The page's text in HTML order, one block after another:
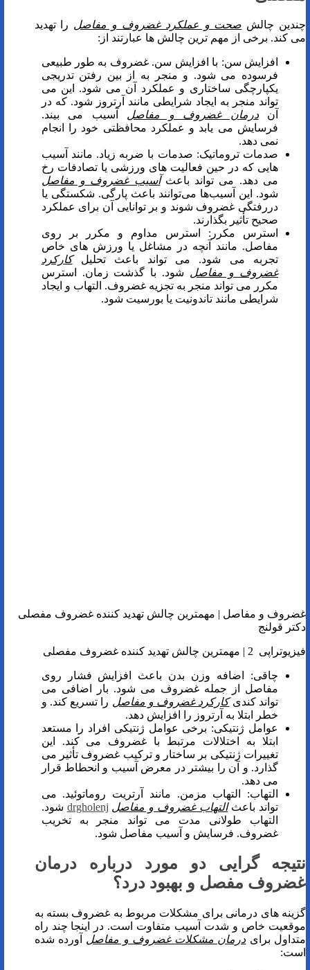
چندین چالش صحت و عملکرد غضروف و مفاصل را تهدید
می کند. برخی از مهم ترین چالش ها عبارتند از:
افزایش سن: با افزایش سن. غضروف به طور طبیعی
فرسوده می شود. و منجر به از بین رفتن تدریجی
یکپارچگی ساختاری و عملکرد آن می شود. این می
تواند منجر به ایجاد شرایطی مانند آرتروز شود. که در
آندرمان غضروف و مفاصل آسیب می بیند.
فرسایش می یابد و عملکرد محافظتی خود را انجام
نمی دهد.
صدمات تروماتیک: صدمات با ضربه زیاد. مانند آسیب
هایی که در حین فعالیت های ورزشی یا تصادفات رخ
می دهد. می تواند باعثآسیبغضروف و مفاصل
شود. این آسیب‌ها می‌توانند باعث پارگی. شکستگی یا
دررفتگی غضروف شوند و بر توانایی آن برای عملکرد
صحیح تأثیر بگذارند.
استرس مکرر: استرس مداوم و مکرر بر روی
مفاصل. مانند آنچه در مشاغل یا ورزش های خاص
تجربه می شود. می تواند باعث تحلیلکارکرد
غضروف و مفاصل شود. با گذشت زمان. استرس
مکرر می تواند منجر به تجزیه غضروف. التهاب و ایجاد
شرایطی مانند تاندونیت یا بورسیت شود.
غضروف و مفاصل | مهمترین چالش تهدید کننده غضروف مفصلی
دکتر قولنج
فیزیوتراپی 2 | مهمترین چالش تهدید کننده غضروف مفصلی
چاقی: اضافه وزن بدن باعث افزایش فشار روی
مفاصل از جمله غضروف می شود. بار اضافی می
تواند کندیکارکرد غضروف و مفاصل را تسریع کند. و
خطر ابتلا به آرتروز را افزایش دهد.
عوامل ژنتیکی: برخی عوامل ژنتیکی افراد را مستعد
ابتلا به اختلالات مرتبط با غضروف می کند. این
تغییرات ژنتیکی بر ساختار و ترکیب غضروف تأثیر می
گذارد. و آن را بیشتر در معرض آسیب و انحطاط قرار
می دهد.
التهاب: التهاب مزمن. مانند آرتریت روماتوئید. می
تواند باعثالتهابغضروف و مفاصل drgholenj شود.
التهاب طولانی مدت می تواند منجر به تخریب
غضروف. فرسایش و آسیب مفاصل شود.
نتیجه گرایی دو مورد درباره درمان
غضروف مفصل و بهبود درد؟
گزینه های درمانی برای مشکلات مربوط به غضروف بسته به
موقعیت خاص و شدت آسیب متفاوت است. در اینجا چند راه
متداول برای درمان مشکلات غضروف و مفاصل آورده شده
است: